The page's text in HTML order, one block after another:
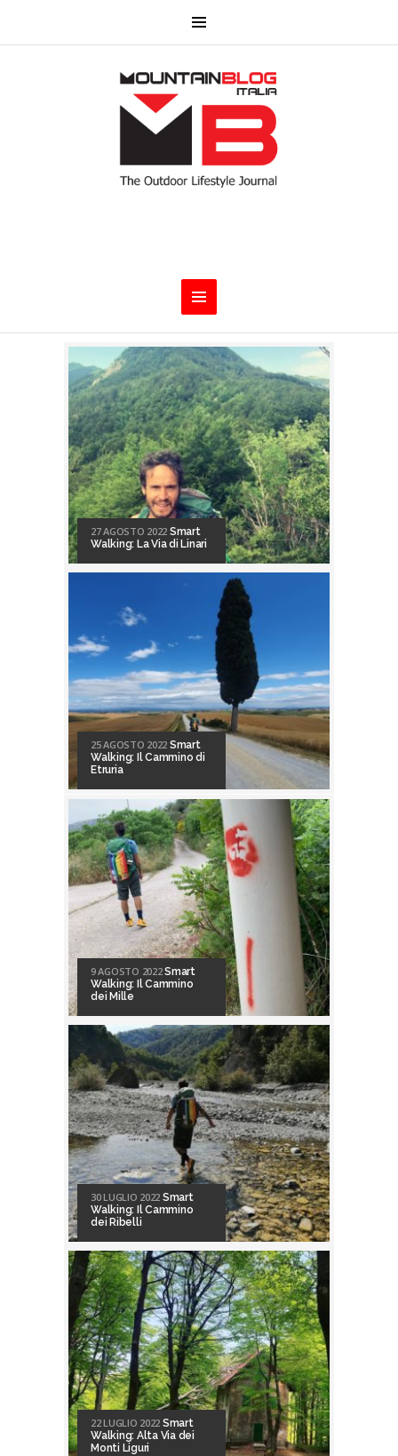
27 AGOSTO 2022 Smart
Walking: La Via di Linari
25 AGOSTO 2022 Smart
Walking: Il Cammino di
Etruria
9 AGOSTO 2022Smart
Walking: Il Cammino
dei Mille
30 LUGLIO 2022 Smart
Walking: Il Cammino
dei Ribelli
22 LUGLIO 2022 Smart
Walking: Alta Via dei
Monti Liguri